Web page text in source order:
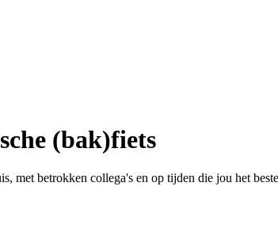
(bak)fiets
met betrokken collega's en op tijden die jou het